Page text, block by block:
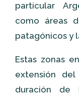
particular
como áreas
patagónicos y
Estas zonas
extensión
duración de